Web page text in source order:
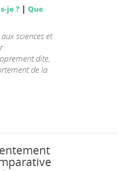
je ?| Que
sciences et
dite,
de la